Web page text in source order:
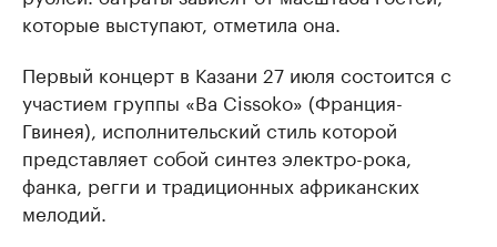
которые выступают, отметила она.
Первый концерт в Казани 27 июля состоится с
участием группы «Ba Cissoko» (Франция-
Гвинея), исполнительский стиль которой
представляет собой синтез электро-рока,
фанка, регги и традиционных африканских
мелодий.